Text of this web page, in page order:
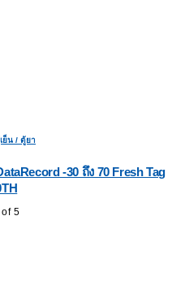
ย็น / ตู้ยา
-30 ถึง 70 Fresh Tag
5